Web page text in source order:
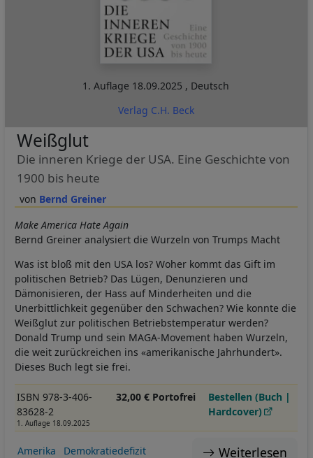
1. Auflage 18.09.2025 , Deutsch
Verlag C.H. Beck
Bernd Greiner
Weißglut
Die inneren Kriege der USA. Eine Geschichte von
1900 bis heute
Make America Hate Again
Bernd Greiner analysiert die Wurzeln von Trumps Macht
Was ist bloß mit den USA los? Woher kommt das Gift im
politischen Betrieb? Das Lügen, Denunzieren und
Dämonisieren, der Hass auf Minderheiten und die
Unerbittlichkeit gegenüber den Schwachen? Wie konnte die
Weißglut zur politischen Betriebstemperatur werden?
Donald Trump und sein MAGA-Movement haben Wurzeln,
die weit zurückreichen ins «amerikanische Jahrhundert».
Dieses Buch legt sie frei.
ISBN 978-3-406-
83628-2
1. Auflage 18.09.2025
32,00 € Portofrei
Bestellen (Buch |
Hardcover)
Weiterlesen
Amerika Demokratiedefizit